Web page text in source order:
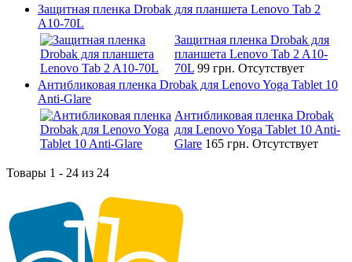
Защитная пленка Drobak для планшета Lenovo Tab 2
A10-70L
Защитная пленка Drobak для
планшета Lenovo Tab 2 A10-
70L 99 грн. Отсутствует
Антибликовая пленка Drobak для Lenovo Yoga Tablet 10
Anti-Glare
Антибликовая пленка Drobak
для Lenovo Yoga Tablet 10 Anti-
Glare 165 грн. Отсутствует
Товары 1 - 24 из 24